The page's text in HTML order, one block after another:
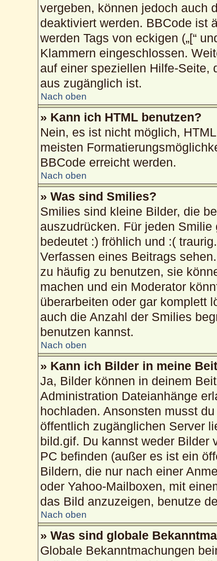
vergeben, können jedoch auch
deaktiviert werden. BBCode ist
werden Tags von eckigen („[“
Klammern eingeschlossen.
auf einer speziellen Hilfe-Seite,
aus zugänglich ist.
Nach oben
» Kann ich HTML benutzen?
Nein, es ist nicht möglich,
meisten
BBCode erreicht werden.
Nach oben
» Was sind Smilies?
Smilies sind kleine Bilder, die
auszudrücken. Für jeden
bedeutet :) fröhlich und :(
Verfassen eines Beitrags
zu häufig zu benutzen, sie
machen und ein Moderator
überarbeiten oder gar komplett
auch die Anzahl der Smilies
benutzen kannst.
Nach oben
» Kann ich Bilder in meine
Ja, Bilder können in deinem
Administration Dateianhänge
hochladen. Ansonsten musst
öffentlich zugänglichen Server
bild.gif. Du kannst weder Bilder
PC befinden (außer es ist ein
Bildern, die nur nach einer
oder Yahoo-Mailboxen, mit
das Bild anzuzeigen, benutze
Nach oben
» Was sind globale
Globale Bekanntmachungen